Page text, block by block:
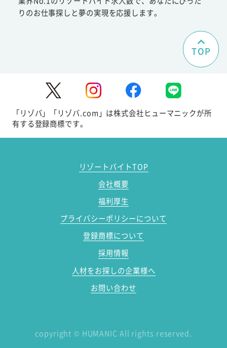
りのお仕事探しと夢の実現を応援します。
TOP
「リゾバ」「リゾバ.com」は株式会社ヒューマニックが所
有する登録商標です。
リゾートバイトTOP
会社概要
福利厚生
プライバシーポリシーについて
登録商標について
採用情報
人材をお探しの企業様へ
お問い合わせ
copyright © HUMANIC All rights reserved.